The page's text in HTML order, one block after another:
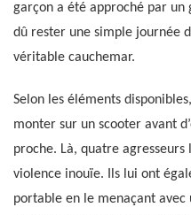
garçon a été approché par un
dû rester une simple journée
véritable cauchemar.
Selon les éléments
monter sur un scooter avant
proche. Là, quatre agresseurs
violence inouïe. Ils lui ont
portable en le menaçant